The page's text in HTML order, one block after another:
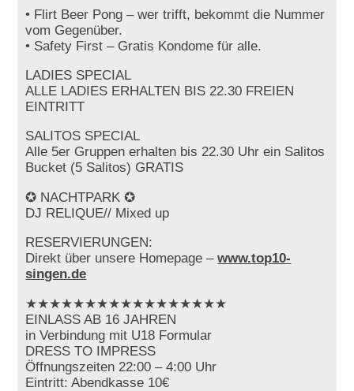
• Flirt Beer Pong – wer trifft, bekommt die Nummer
vom Gegenüber.
• Safety First – Gratis Kondome für alle.
LADIES SPECIAL
ALLE LADIES ERHALTEN BIS 22.30 FREIEN
EINTRITT
SALITOS SPECIAL
Alle 5er Gruppen erhalten bis 22.30 Uhr ein Salitos
Bucket (5 Salitos) GRATIS
✪ NACHTPARK ✪
DJ RELIQUE// Mixed up
RESERVIERUNGEN:
Direkt über unsere Homepage –www.top10-
singen.de
★★★★★★★★★★★★★★★★★
EINLASS AB 16 JAHREN
in Verbindung mit U18 Formular
DRESS TO IMPRESS
Öffnungszeiten 22:00 – 4:00 Uhr
Eintritt: Abendkasse 10€